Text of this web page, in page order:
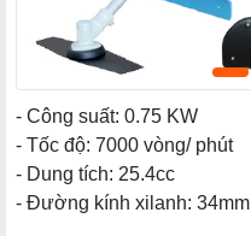
- Công suất: 0.75 KW
- Tốc độ: 7000 vòng/ phút
- Dung tích: 25.4cc
- Đường kính xilanh: 34mm